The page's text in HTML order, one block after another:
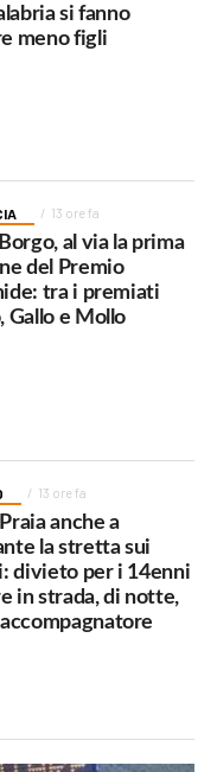
si fanno
meno figli
13 ore fa
al via la prima
del Premio
tra i premiati
Gallo e Mollo
13 ore fa
anche a
la stretta sui
divieto per i 14enni
in strada, di notte,